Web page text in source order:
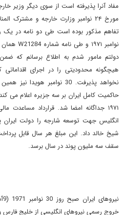
مفاد آنرا پذیرفته است از سوی دیگر وزیر
مورخ ۲۴ نوامبر وزارت خارجه و مشترک
تفاهم مذکور بوده است طی دو نامه در یک
نوامبر ۱۹۷۱ و طی نامه شماره
W21284
دولتم مامور شدم به اطلاع برسانم که
هیچگونه محدودیتی را در اجرای اقداماتی
نخواهد پذیرفت. 30 نوامبر
۱۹۷۱ جداگانه امضا شد. قرارداد مساعدت
انگلیس جهت توسعه شارجه را دولت
شیخ خالد داد. این مبلغ هر سال قابل
سقف سه ملیون پوند در سال برسد.
خروج رسمی نیروهای انگلیسی از خلیج فارس